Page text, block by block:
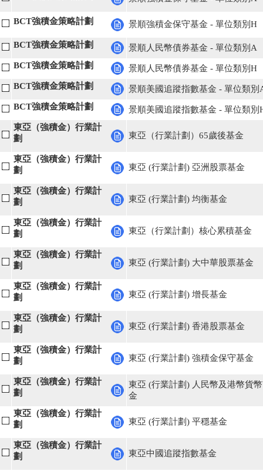
BCT強積金策略計劃 景順強積金保守基金 - 單位類別H
BCT強積金策略計劃
景順人民幣債券基金 - 單位類別A
BCT強積金策略計劃
景順人民幣債券基金 - 單位類別H
BCT強積金策略計劃
景順美國追蹤指數基金 - 單位類別
BCT強積金策略計劃
景順美國追蹤指數基金 - 單位類別
東亞（強積金）行業計
劃
東亞（行業計劃）65歲後基金
東亞（強積金）行業計
劃
東亞 (行業計劃) 亞洲股票基金
東亞（強積金）行業計
劃
東亞 (行業計劃) 均衡基金
東亞（強積金）行業計
劃
東亞（行業計劃）核心累積基金
東亞（強積金）行業計
劃
東亞 (行業計劃) 大中華股票基金
東亞（強積金）行業計
劃
東亞 (行業計劃) 增長基金
東亞（強積金）行業計
劃
東亞 (行業計劃) 香港股票基金
東亞（強積金）行業計
劃
東亞 (行業計劃) 強積金保守基金
東亞（強積金）行業計
劃
東亞 (行業計劃) 人民幣及港幣貨
金
東亞（強積金）行業計
劃
東亞 (行業計劃) 平穩基金
東亞（強積金）行業計
劃
東亞中國追蹤指數基金